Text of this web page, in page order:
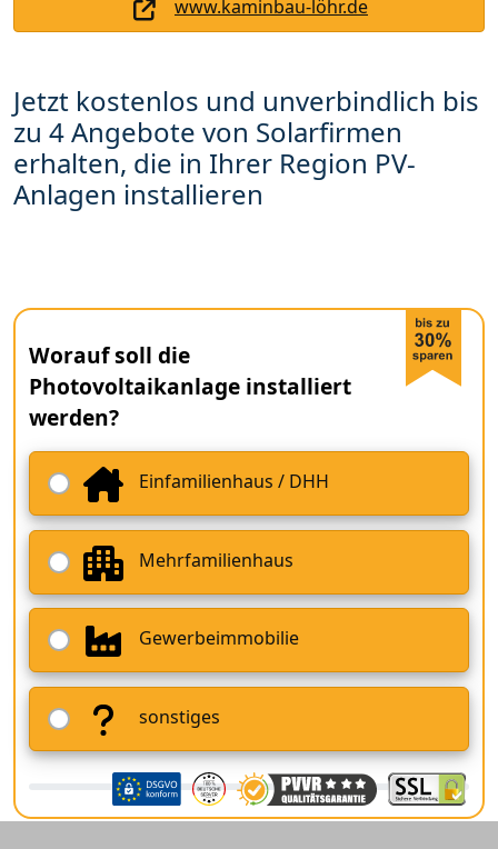
www.kaminbau-löhr.de
Jetzt kostenlos und unverbindlich bis
zu 4 Angebote von Solarfirmen
erhalten, die in Ihrer Region PV-
Anlagen installieren
Worauf soll die
Photovoltaikanlage installiert
werden?
Einfamilienhaus / DHH
Mehrfamilienhaus
Gewerbeimmobilie
sonstiges